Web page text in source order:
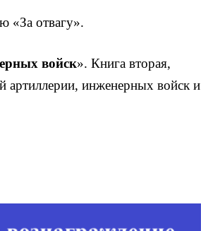
«За отвагу».
войск». Книга вторая,
артиллерии, инженерных войск и